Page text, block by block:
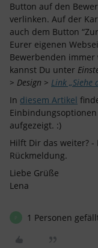
Button auf den
verlinken. Auf der
auch dem Button
Eurer eigenen
Bewerbenden immer
kannst Du unter
> Design > Link „Siehe
In diesem Artikel
aufgezeigt. :)
Hilft Dir das weiter?
Rückmeldung.
Liebe Grüße
Lena
1 Personen